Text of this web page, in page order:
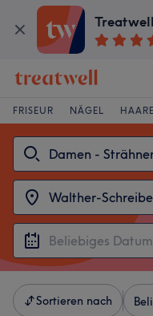
Treatwell
FRISEUR NÄGEL
Sortieren nach